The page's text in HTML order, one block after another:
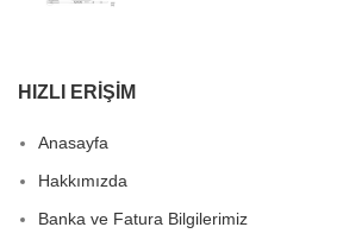
HIZLI ERIŞIM
Anasayfa
Hakkımızda
Banka ve Fatura Bilgilerimiz